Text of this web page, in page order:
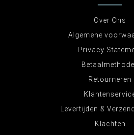
Over Ons
Algemene
Privacy
Retourneren
Levertijden &
Klachten